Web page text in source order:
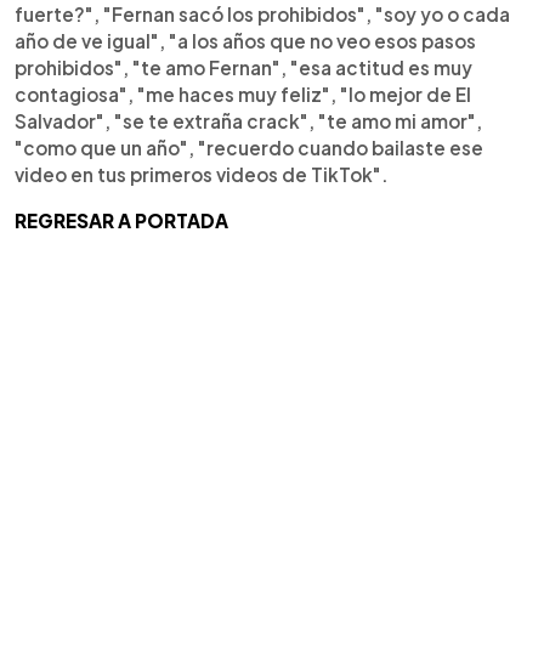
fuerte?", "Fernan sacó los prohibidos", "soy yo o cada
año de ve igual", "a los años que no veo esos pasos
prohibidos", "te amo Fernan", "esa actitud es muy
contagiosa", "me haces muy feliz", "lo mejor de El
Salvador", "se te extraña crack", "te amo mi amor",
"como que un año", "recuerdo cuando bailaste ese
video en tus primeros videos de TikTok".
REGRESAR A PORTADA